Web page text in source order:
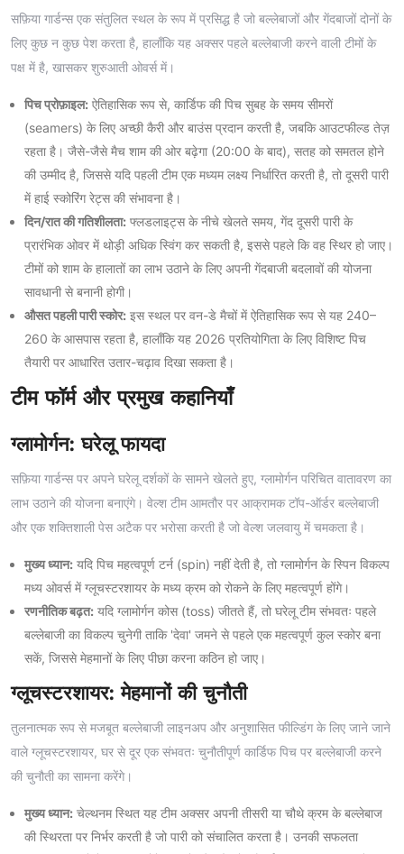
सफ़िया गार्डन्स एक संतुलित स्थल के रूप में प्रसिद्ध है जो बल्लेबाजों और गेंदबाजों दोनों के
लिए कुछ न कुछ पेश करता है, हालाँकि यह अक्सर पहले बल्लेबाजी करने वाली टीमों के
पक्ष में है, खासकर शुरुआती ओवर्स में।
पिच प्रोफ़ाइल: ऐतिहासिक रूप से, कार्डिफ की पिच सुबह के समय सीमरों
(seamers) के लिए अच्छी कैरी और बाउंस प्रदान करती है, जबकि आउटफील्ड तेज़
रहता है। जैसे-जैसे मैच शाम की ओर बढ़ेगा (20:00 के बाद), सतह को समतल होने
की उम्मीद है, जिससे यदि पहली टीम एक मध्यम लक्ष्य निर्धारित करती है, तो दूसरी पारी
में हाई स्कोरिंग रेट्स की संभावना है।
दिन/रात की गतिशीलता: फ्लडलाइट्स के नीचे खेलते समय, गेंद दूसरी पारी के
प्रारंभिक ओवर में थोड़ी अधिक स्विंग कर सकती है, इससे पहले कि वह स्थिर हो जाए।
टीमों को शाम के हालातों का लाभ उठाने के लिए अपनी गेंदबाजी बदलावों की योजना
सावधानी से बनानी होगी।
औसत पहली पारी स्कोर: इस स्थल पर वन-डे मैचों में ऐतिहासिक रूप से यह 240–
260 के आसपास रहता है, हालाँकि यह 2026 प्रतियोगिता के लिए विशिष्ट पिच
तैयारी पर आधारित उतार-चढ़ाव दिखा सकता है।
टीम फॉर्म और प्रमुख कहानियाँ
ग्लामोर्गन: घरेलू फायदा
सफ़िया गार्डन्स पर अपने घरेलू दर्शकों के सामने खेलते हुए, ग्लामोर्गन परिचित वातावरण का
लाभ उठाने की योजना बनाएंगे। वेल्श टीम आमतौर पर आक्रामक टॉप-ऑर्डर बल्लेबाजी
और एक शक्तिशाली पेस अटैक पर भरोसा करती है जो वेल्श जलवायु में चमकता है।
मुख्य ध्यान: यदि पिच महत्वपूर्ण टर्न (spin) नहीं देती है, तो ग्लामोर्गन के स्पिन विकल्प
मध्य ओवर्स में ग्लूचस्टरशायर के मध्य क्रम को रोकने के लिए महत्वपूर्ण होंगे।
रणनीतिक बढ़त: यदि ग्लामोर्गन कोस (toss) जीतते हैं, तो घरेलू टीम संभवतः पहले
बल्लेबाजी का विकल्प चुनेगी ताकि 'देवा' जमने से पहले एक महत्वपूर्ण कुल स्कोर बना
सकें, जिससे मेहमानों के लिए पीछा करना कठिन हो जाए।
ग्लूचस्टरशायर: मेहमानों की चुनौती
तुलनात्मक रूप से मजबूत बल्लेबाजी लाइनअप और अनुशासित फील्डिंग के लिए जाने जाने
वाले ग्लूचस्टरशायर, घर से दूर एक संभवतः चुनौतीपूर्ण कार्डिफ पिच पर बल्लेबाजी करने
की चुनौती का सामना करेंगे।
मुख्य ध्यान: चेल्थनम स्थित यह टीम अक्सर अपनी तीसरी या चौथे क्रम के बल्लेबाज
की स्थिरता पर निर्भर करती है जो पारी को संचालित करता है। उनकी सफलता